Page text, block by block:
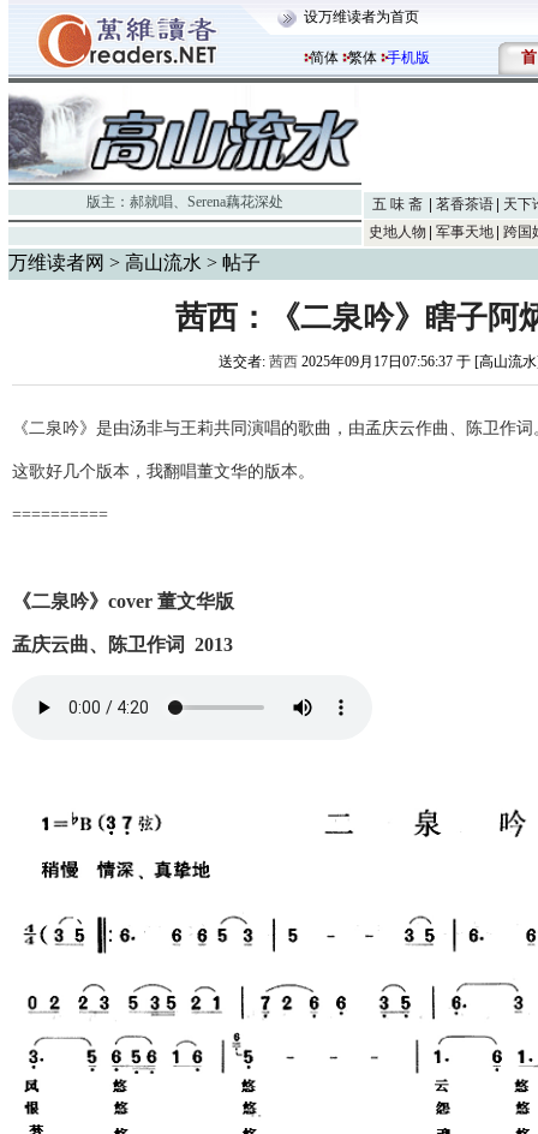
设万维读者为首页
简体 繁体 手机版 首
版主： 郝就唱、 Serena藕花深处 五 味 斋 茗香茶语
天下
史地人物
军事天地 跨国
万维读者网 > 高山流水 > 帖子
茜西：《二泉吟》瞎子阿
送交者: 茜西2025年09月17日07:56:37 于 [高山流
《二泉吟》是由汤非与王莉共同演唱的歌曲，由孟庆云作曲、陈卫作词
这歌好几个版本，我翻唱董文华的版本。
==========
《二泉吟》 cover 董文华版
孟庆云曲、陈卫作词 2013